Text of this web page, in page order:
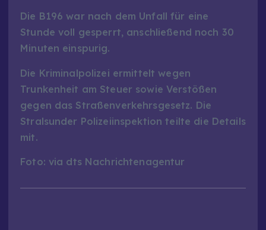
Die B196 war nach dem Unfall für eine
Stunde voll gesperrt, anschließend noch 30
Minuten einspurig.
Die Kriminalpolizei ermittelt wegen
Trunkenheit am Steuer sowie Verstößen
gegen das Straßenverkehrsgesetz. Die
Stralsunder Polizeiinspektion teilte die Details
mit.
Foto: via dts Nachrichtenagentur